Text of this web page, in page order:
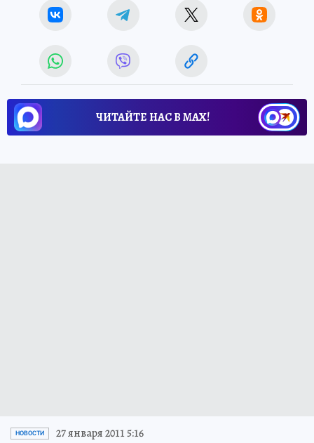
ЧИТАЙТЕ НАС В МАХ!
НОВОСТИ 27 января 2011 5:16